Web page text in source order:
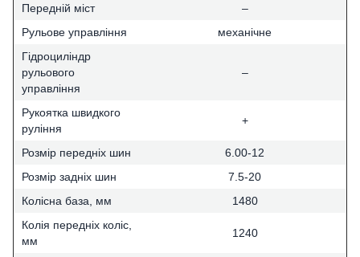
Передній міст
–
Рульове управління
механічне
Гідроциліндр
рульового
управління
–
Рукоятка швидкого
руління
+
Розмір передніх шин
6.00-12
Розмір задніх шин
7.5-20
Колісна база, мм
1480
Колія передніх коліс,
мм
1240